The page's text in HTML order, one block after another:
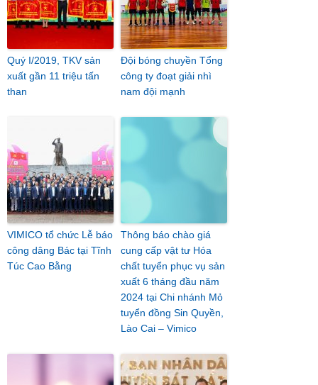
Quý I/2019, TKV sản
xuất gần 11 triệu tấn
than
Đội bóng chuyền Tổng
công ty đoạt giải nhì
nam đội mạnh
VIMICO tổ chức Lễ báo
công dâng Bác tại Tĩnh
Túc Cao Bằng
Thông báo chào giá
cung cấp vật tư Hóa
chất tuyển phục vụ sản
xuất 6 tháng đầu năm
2024 tại Chi nhánh Mỏ
tuyển đồng Sin Quyền,
Lào Cai – Vimico